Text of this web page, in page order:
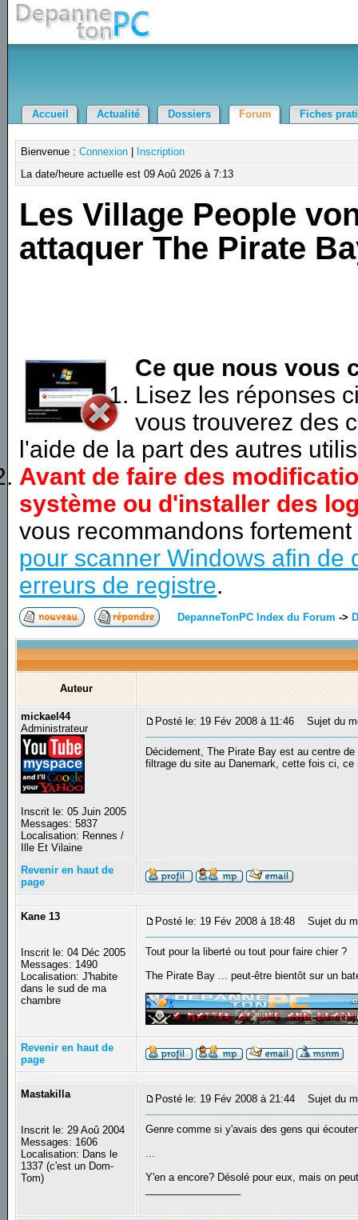
Accueil Actualité Dossiers Forum Fiches
Bienvenue :Connexion
Inscription
La date/heure actuelle est 09 Aoû 2026 à 7:13
Les Village People
attaquer The Pirate
Ce que nous vous
Lisez les réponses
vous trouverez des
l'aide de la part des autres
Avant de faire des
système ou d'installer des
vous recommandons
pour scanner Windows afin de
erreurs de registre.
DepanneTonPC Index du Forum ->
Auteur
mickael44
Administrateur
Inscrit le: 05 Juin 2005
Messages: 5837
Localisation: Rennes /
Ille Et Vilaine
Posté le: 19 Fév 2008 à 11:46 Sujet du
Décidement, The Pirate Bay est au centre
filtrage du site au Danemark, cette fois ci,
Revenir en haut de
page
Kane 13
Inscrit le: 04 Déc 2005
Messages: 1490
Localisation: J'habite
dans le sud de ma
chambre
Posté le: 19 Fév 2008 à 18:48 Sujet du
Tout pour la liberté ou tout pour faire chier ?
The Pirate Bay ... peut-être bientôt sur un
Revenir en haut de
page
Mastakilla
Inscrit le: 29 Aoû 2004
Messages: 1606
Localisation: Dans le
1337 (c'est un Dom-
Tom)
Posté le: 19 Fév 2008 à 21:44 Sujet du
Genre comme si y'avais des gens qui
...
Y'en a encore? Désolé pour eux, mais on